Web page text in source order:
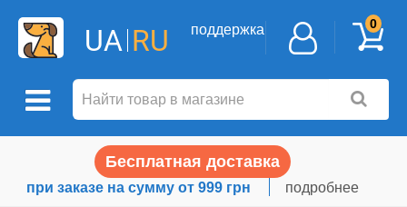
UA RU поддержка 0
Бесплатная доставка
при заказе на сумму от 999 грн подробнее